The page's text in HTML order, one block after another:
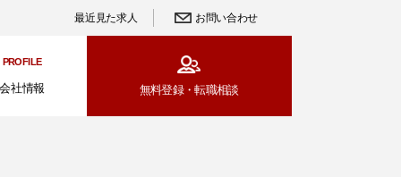
最近見た求人 お問い合わせ
PROFILE
会社情報 無料登録・転職相談